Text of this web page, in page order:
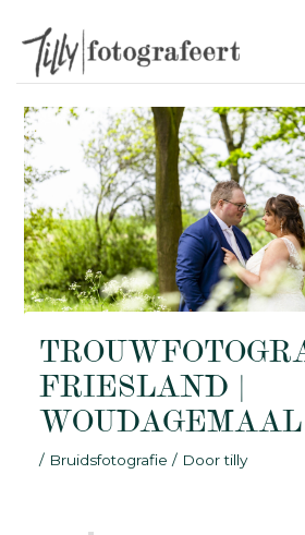
Ga
naar
de
inhoud
FRIESLAND |
WOUDAGEMAAL
/ Bruidsfotografie / Doortilly